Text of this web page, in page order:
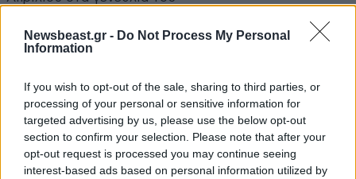
Newsbeast.gr - Do Not Process My Personal
Information
If you wish to opt-out of the sale, sharing to third parties, or
processing of your personal or sensitive information for
targeted advertising by us, please use the below opt-out
section to confirm your selection. Please note that after your
opt-out request is processed you may continue seeing
interest-based ads based on personal information utilized by
Απαντήστε 0
νομίζω ετοιμάζουν και το άγαλμα του τσίπρα
τώρα,εγκαίνια λεει τον Νοέμβρη
Απαντήστε